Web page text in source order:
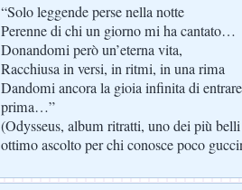
“Solo leggende perse nella notte
Perenne di chi un giorno mi ha cantato…
Donandomi però un’eterna vita,
Racchiusa in versi, in ritmi, in una rima
Dandomi ancora la gioia infinita di
prima…”
(Odysseus, album ritratti, uno dei più
ottimo ascolto per chi conosce poco